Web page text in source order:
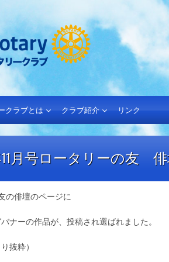
クラブとは クラブ紹介 リンク
月号ロータリーの友
の俳壇のページに
ナーの作品が、投稿され選ばれました。
抜粋）